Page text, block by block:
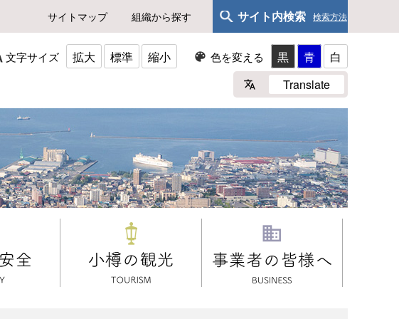
サイトマップ 組織から探す サイト内検索 検索方法
文字サイズ 拡大 標準 縮小 色を変える 黒 青
白
Translate